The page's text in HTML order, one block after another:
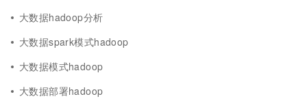
大数据hadoop分析
大数据spark模式hadoop
大数据模式hadoop
大数据部署hadoop